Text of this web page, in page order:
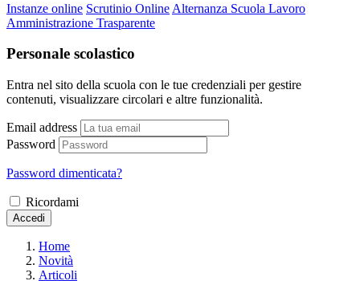
Instanze online Scrutinio Online Alternanza Scuola Lavoro
Amministrazione Trasparente
Personale scolastico
Entra nel sito della scuola con le tue credenziali per gestire
contenuti, visualizzare circolari e altre funzionalità.
Email address
Password
Password dimenticata?
Ricordami
Accedi
Home
Novità
Articoli